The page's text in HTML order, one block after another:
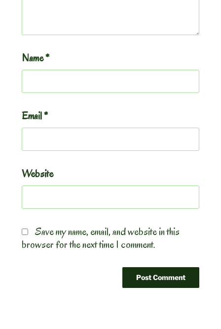
Name*
Email*
Website
Save my name, email, and website in this
browser for the next time I comment.